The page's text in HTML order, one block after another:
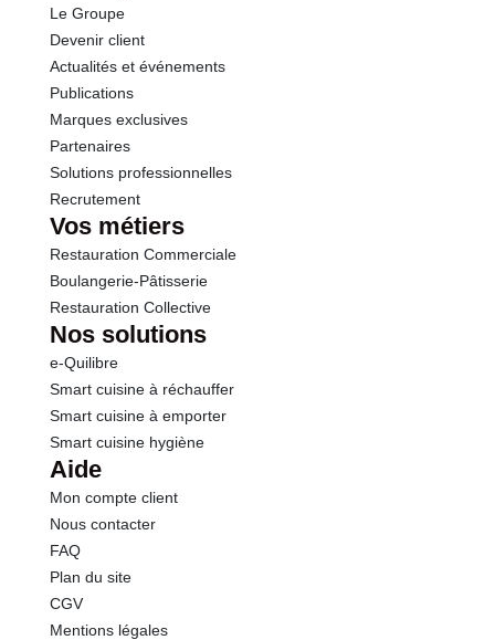
Le Groupe
Devenir client
Actualités et événements
Publications
Marques exclusives
Partenaires
Solutions professionnelles
Recrutement
Vos métiers
Restauration Commerciale
Boulangerie-Pâtisserie
Restauration Collective
Nos solutions
e-Quilibre
Smart cuisine à réchauffer
Smart cuisine à emporter
Smart cuisine hygiène
Aide
Mon compte client
Nous contacter
FAQ
Plan du site
CGV
Mentions légales